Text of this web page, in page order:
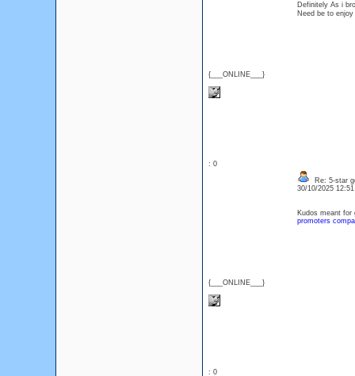
{___ONLINE___}
Definitely As i
Need be to
: 0
{___ONLINE___}
Re: 5-star
30/10/2025
Kudos meant
promoters
: 0